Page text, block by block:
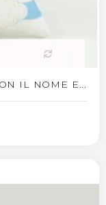
IL NOME E...